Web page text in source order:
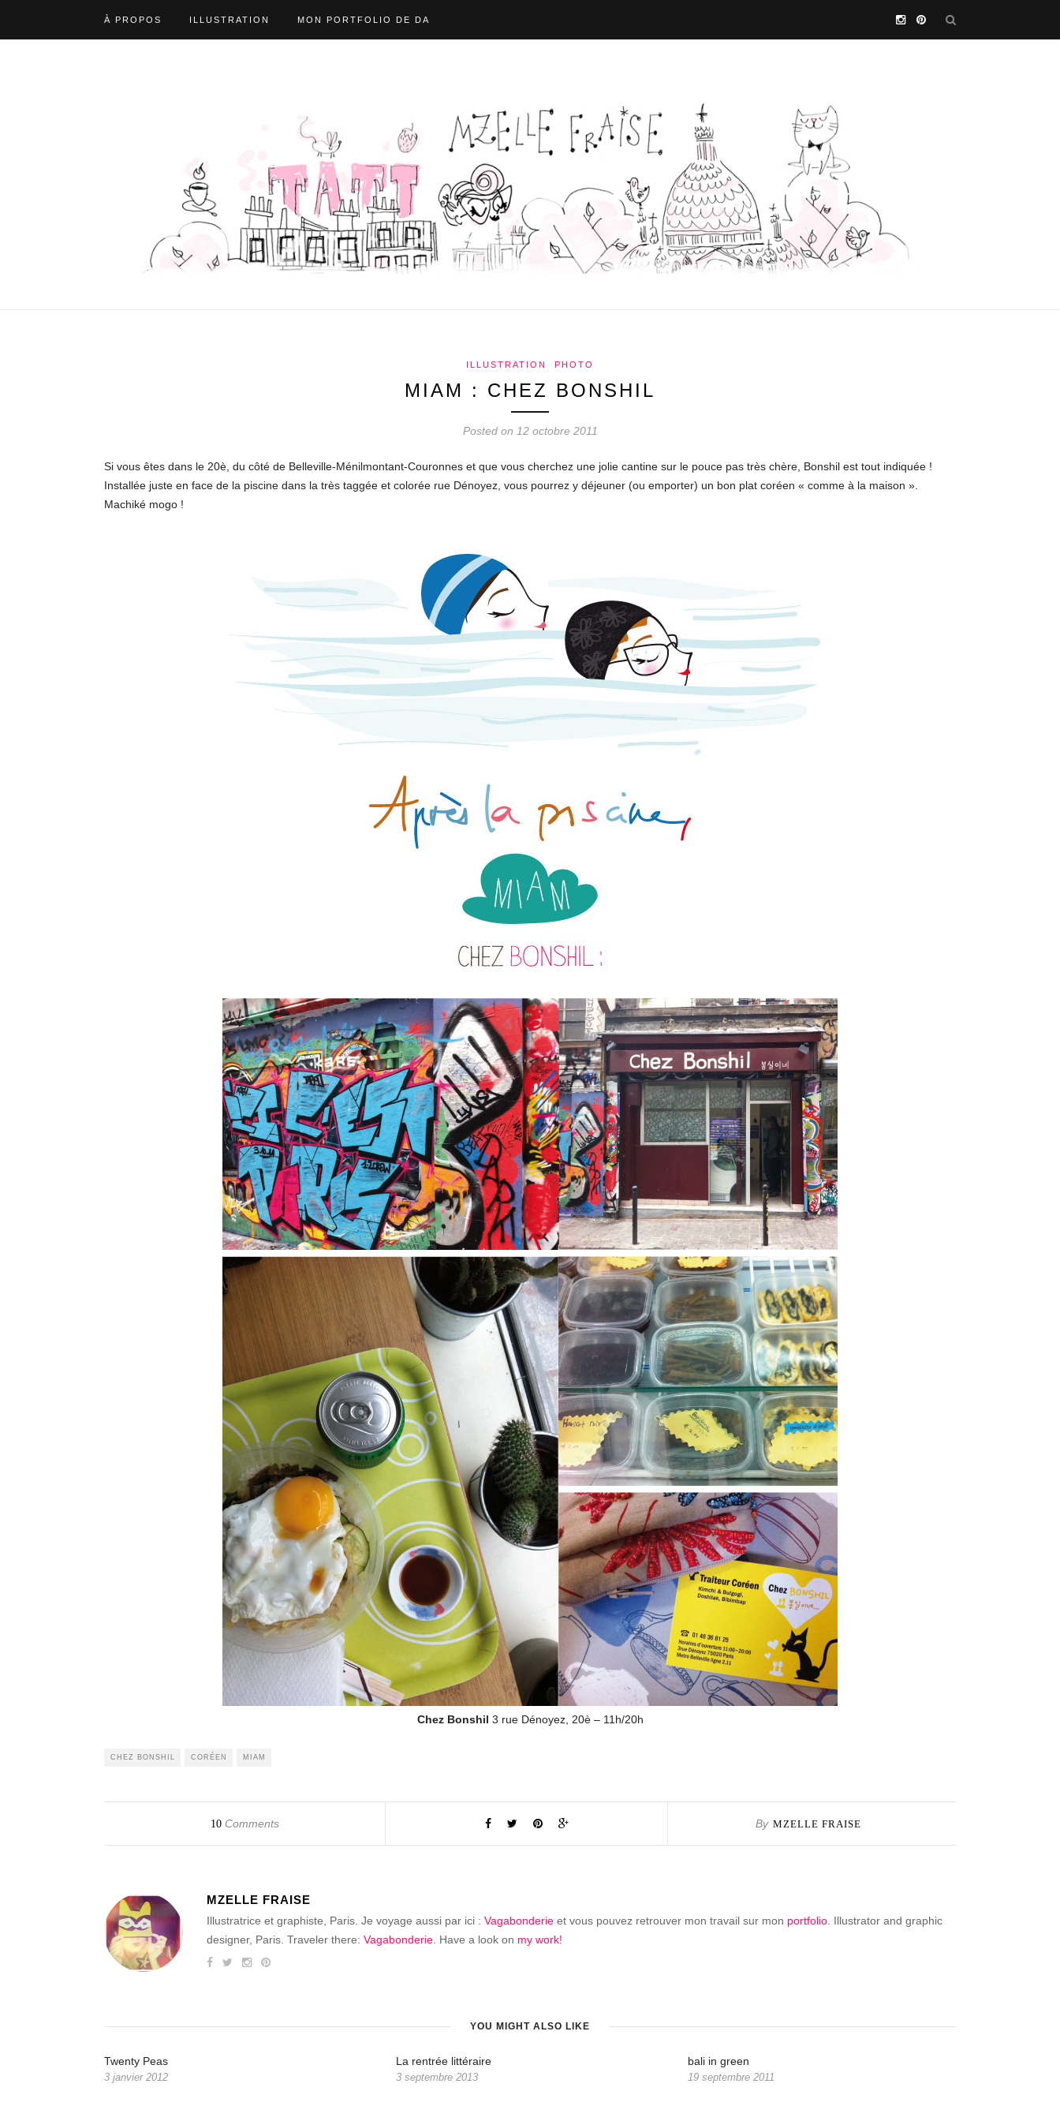
À PROPOS ILLUSTRATION MON PORTFOLIO DE DA
ILLUSTRATION PHOTO
MIAM : CHEZ BONSHIL
Posted on 12 octobre 2011
Si vous êtes dans le 20è, du côté de Belleville-Ménilmontant-Couronnes et que vous cherchez une jolie cantine sur le pouce pas très chère, Bonshil est tout indiquée !
Installée juste en face de la piscine dans la très taggée et colorée rue Dénoyez, vous pourrez y déjeuner (ou emporter) un bon plat coréen « comme à la maison ».
Machiké mogo !
Chez Bonshil 3 rue Dénoyez, 20è – 11h/20h
CHEZ BONSHIL CORÉEN MIAM
10Comments By MZELLE FRAISE
MZELLE FRAISE
Illustratrice et graphiste, Paris. Je voyage aussi par ici : Vagabonderie et vous pouvez retrouver mon travail sur mon portfolio. Illustrator and graphic
designer, Paris. Traveler there: Vagabonderie. Have a look on my work!
YOU MIGHT ALSO LIKE
Twenty Peas
3 janvier 2012
La rentrée littéraire
3 septembre 2013
bali in green
19 septembre 2011